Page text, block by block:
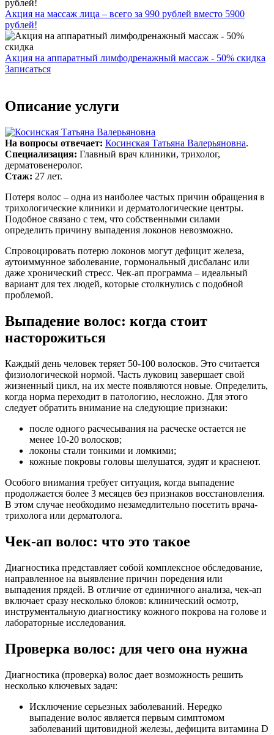
Акция на массаж лица – всего за 990 рублей вместо 5900
рублей!
Акция на аппаратный лимфодренажный массаж - 50% скидка
Записаться
Описание услуги
На вопросы отвечает: Косинская Татьяна Валерьяновна.
Специализация: Главный врач клиники, трихолог,
дерматовенеролог.
Стаж: 27 лет.
Потеря волос – одна из наиболее частых причин обращения в
трихологические клиники и дерматологические центры.
Подобное связано с тем, что собственными силами
определить причину выпадения локонов невозможно.
Спровоцировать потерю локонов могут дефицит железа,
аутоиммунное заболевание, гормональный дисбаланс или
даже хронический стресс. Чек-ап программа – идеальный
вариант для тех людей, которые столкнулись с подобной
проблемой.
Выпадение волос: когда стоит
насторожиться
Каждый день человек теряет 50-100 волосков. Это считается
физиологической нормой. Часть луковиц завершает свой
жизненный цикл, на их месте появляются новые. Определить,
когда норма переходит в патологию, несложно. Для этого
следует обратить внимание на следующие признаки:
после одного расчесывания на расческе остается не
менее 10-20 волосков;
локоны стали тонкими и ломкими;
кожные покровы головы шелушатся, зудят и краснеют.
Особого внимания требует ситуация, когда выпадение
продолжается более 3 месяцев без признаков восстановления.
В этом случае необходимо незамедлительно посетить врача-
трихолога или дерматолога.
Чек-ап волос: что это такое
Диагностика представляет собой комплексное обследование,
направленное на выявление причин поредения или
выпадения прядей. В отличие от единичного анализа, чек-ап
включает сразу несколько блоков: клинический осмотр,
инструментальную диагностику кожного покрова на голове и
лабораторные исследования.
Проверка волос: для чего она нужна
Диагностика (проверка) волос дает возможность решить
несколько ключевых задач:
Исключение серьезных заболеваний. Нередко
выпадение волос является первым симптомом
заболеваний щитовидной железы, дефицита витамина D